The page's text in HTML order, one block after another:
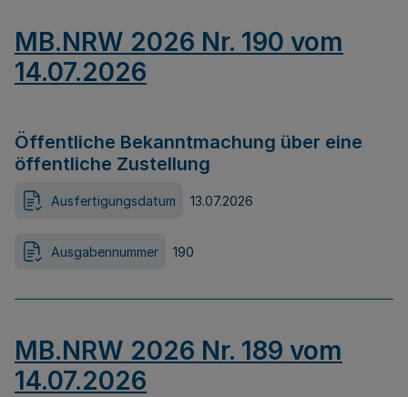
MB.NRW 2026 Nr. 190 vom
14.07.2026
Öffentliche Bekanntmachung über eine
öffentliche Zustellung
Ausfertigungsdatum 13.07.2026
Ausgabennummer 190
MB.NRW 2026 Nr. 189 vom
14.07.2026